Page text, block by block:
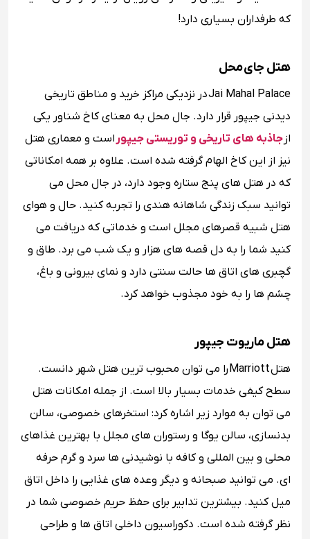
که طرفداران بسیاری دارد!
هتل جای محل
Jai Mahal Palace در نزدیکی مراکز خرید و مناطق تاریخی
دیدنی جیپور قرار دارد. جال محل به معنای کاخ شناور یکی
از جاذبه های تاریخی و توریستی جیپوراست و معماری هتل
نیز از این کاخ الهام گرفته شده است. علاوه بر همه امکاناتی
که در هتل های پنج ستاره وجود دارد، در جال محل می
توانید سبک زندگی شاهانه هندی را تجربه کنید. حال و هوای
هتل شبیه قصرهای مجلل است و خدماتی که دریافت می
کنید شما را به دل قصه های هزار و یک شب می برد. طاق و
گچبری های اتاق ها حالت سنتی دارد و نمای بیرونی و باغ،
چشم ها را به خود مجذوب خواهد کرد.
هتل ماریوت جیپور
هتل Marriott را می توان محبوب ترین هتل شهر دانست.
سطح کیفی خدمات بسیار بالا است. از جمله امکانات هتل
می توان به موارد زیر اشاره کرد: استخرهای خصوصی، سالن
بدنسازی، سالن یوگا و رستوران های مجلل با بهترین غذاهای
محلی و بین المللی و کافه با نوشیدنی ها سرد و گرم حرفه
ای. می توانید صبحانه و دیگر وعده های غذایی را داخل اتاق
میل کنید. بیشترین تدابیر برای حفظ حریم خصوصی شما در
نظر گرفته شده است. دکوراسیون داخلی اتاق ها و طراحی